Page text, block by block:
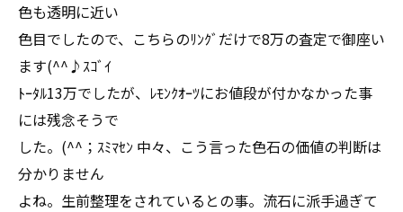
色も透明に近い
色目でしたので、こちらのﾘﾝｸﾞだけで8万の査定で御座い
ます(^^♪ｽｺﾞｲ
ﾄｰﾀﾙ13万でしたが、ﾚﾓﾝｸｵｰﾂにお値段が付かなかった事
には残念そうで
した。(^^；ｽﾐﾏｾﾝ 中々、こう言った色石の価値の判断は
分かりません
よね。生前整理をされているとの事。流石に派手過ぎて